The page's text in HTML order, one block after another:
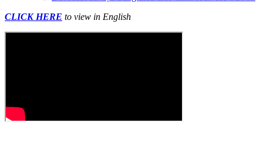
CLICK HERE to view in English